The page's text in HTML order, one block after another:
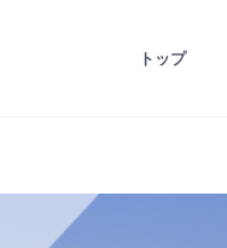
トップ